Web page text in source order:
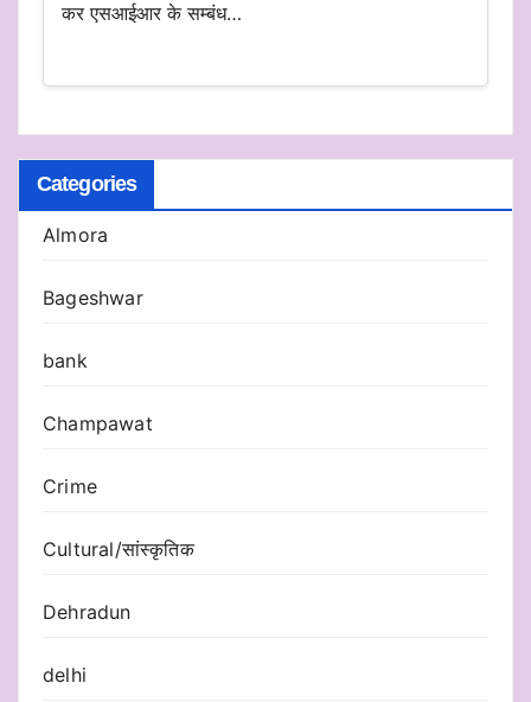
कर एसआईआर के सम्बंध…
Categories
Almora
Bageshwar
bank
Champawat
Crime
Cultural/सांस्कृतिक
Dehradun
delhi